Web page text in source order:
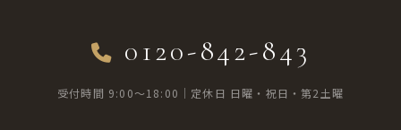
0120-842-843
受付時間 9:00〜18:00｜定休日 日曜・祝日・第2土曜